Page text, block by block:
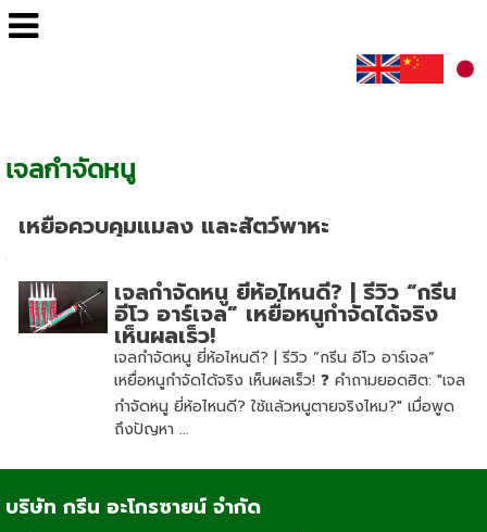
เจลกำจัดหนู
เหยื่อควบคุมแมลง และสัตว์พาหะ
เจลกำจัดหนู ยี่ห้อไหนดี? | รีวิว “กรีน
อีโว อาร์เจล” เหยื่อหนูกำจัดได้จริง
เห็นผลเร็ว!
เจลกำจัดหนู ยี่ห้อไหนดี? | รีวิว “กรีน อีโว อาร์เจล”
เหยื่อหนูกำจัดได้จริง เห็นผลเร็ว! ❓ คำถามยอดฮิต: "เจล
กำจัดหนู ยี่ห้อไหนดี? ใช้แล้วหนูตายจริงไหม?" เมื่อพูด
ถึงปัญหา ...
บริษัท กรีน อะโกรซายน์ จำกัด